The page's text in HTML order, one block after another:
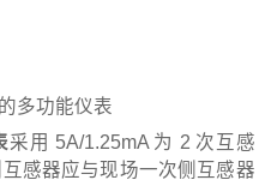
采用 5A/1.25mA 为 2 次互感
感器应与现场一次侧互感器